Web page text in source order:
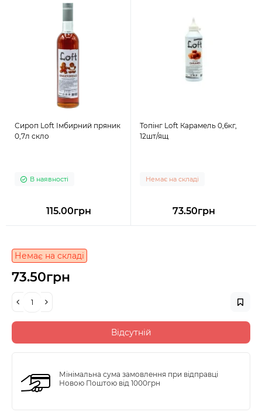
Сироп Loft Імбирний пряник
0,7л скло
В наявності
115.00грн
Топінг Loft Карамель 0,6кг,
12шт/ящ
Немає на складі
73.50грн
Немає на складі
73.50грн
Відсутній
Мінімальна сума замовлення при відправці
Новою Поштою від 1000грн